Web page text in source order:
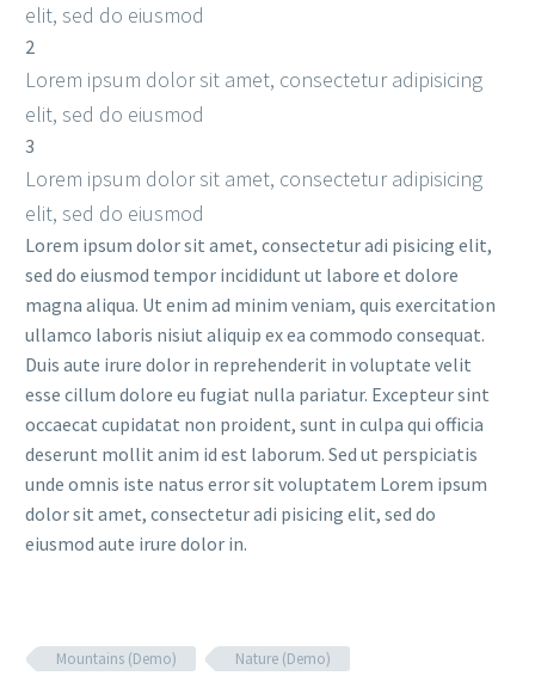
elit, sed do eiusmod
2
Lorem ipsum dolor sit amet, consectetur adipisicing
elit, sed do eiusmod
3
Lorem ipsum dolor sit amet, consectetur adipisicing
elit, sed do eiusmod
Lorem ipsum dolor sit amet, consectetur adi pisicing elit,
sed do eiusmod tempor incididunt ut labore et dolore
magna aliqua. Ut enim ad minim veniam, quis exercitation
ullamco laboris nisiut aliquip ex ea commodo consequat.
Duis aute irure dolor in reprehenderit in voluptate velit
esse cillum dolore eu fugiat nulla pariatur. Excepteur sint
occaecat cupidatat non proident, sunt in culpa qui officia
deserunt mollit anim id est laborum. Sed ut perspiciatis
unde omnis iste natus error sit voluptatem Lorem ipsum
dolor sit amet, consectetur adi pisicing elit, sed do
eiusmod aute irure dolor in.
Mountains (Demo) Nature (Demo)